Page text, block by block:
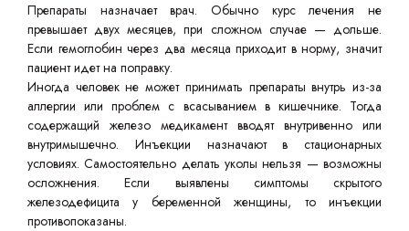
Препараты назначает врач. Обычно курс лечения не
превышает двух месяцев, при сложном случае — дольше.
Если гемоглобин через два месяца приходит в норму, значит
пациент идет на поправку.
Иногда человек не может принимать препараты внутрь из-за
аллергии или проблем с всасыванием в кишечнике. Тогда
содержащий железо медикамент вводят внутривенно или
внутримышечно. Инъекции назначают в стационарных
условиях. Самостоятельно делать уколы нельзя — возможны
осложнения. Если выявлены симптомы скрытого
железодефицита у беременной женщины, то инъекции
противопоказаны.